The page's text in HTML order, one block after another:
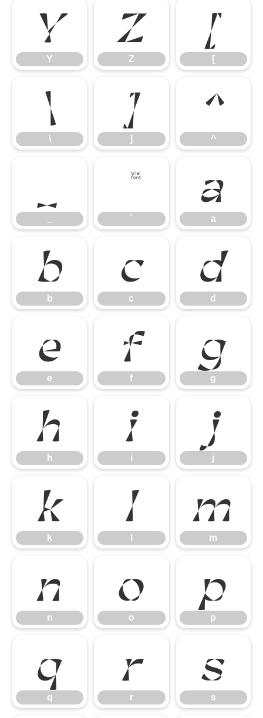
Y
Y
Z
Z
[
[
\
\
]
]
^
^
`
`
a
a
b
b
c
c
d
d
e
e
f
f
g
g
h
h
i
i
j
j
k
k
l m
m
n
n
o
o
p
p
q
q
r
r
s
s